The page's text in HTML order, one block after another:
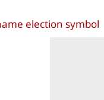
election symbol